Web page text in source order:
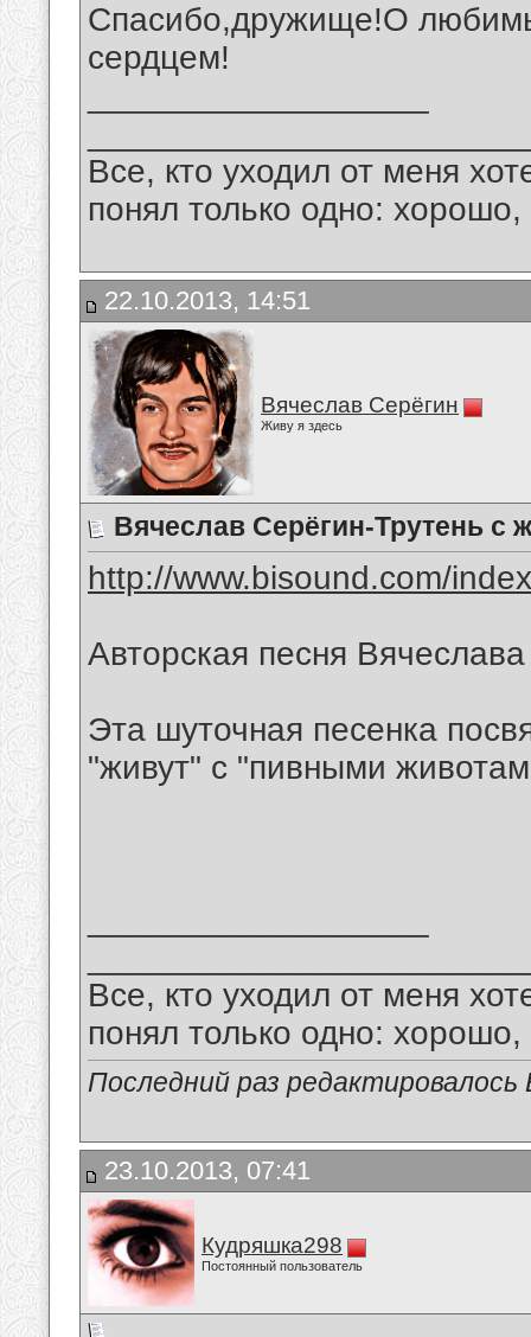
Спасибо,дружище!О
сердцем!
Все, кто уходил от меня
понял только одно:
22.10.2013, 14:51
Вячеслав Серёгин
Живу я здесь
Вячеслав Серёгин-Трутень с
http://www.bisound.com/
Авторская песня
Эта шуточная песенка
"живут" с "пивными
Все, кто уходил от меня
понял только одно:
Последний раз
23.10.2013, 07:41
Кудряшка298
Постоянный пользователь